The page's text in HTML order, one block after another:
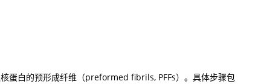
蛋白的预形成纤维（preformed fibrils, PFFs）。具体步骤包